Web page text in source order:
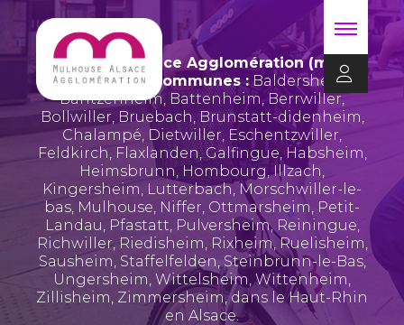
Mulhouse Alsace Agglomération (m2A)
regroupe 39 communes : Baldersheim,
Bantzenheim, Battenheim, Berrwiller,
Bollwiller, Bruebach,Brunstatt-didenheim,
Chalampé, Dietwiller, Eschentzwiller,
Feldkirch, Flaxlanden,Galfingue, Habsheim,
Heimsbrunn, Hombourg,Illzach,
Kingersheim, Lutterbach, Morschwiller-le-
bas, Mulhouse, Niffer, Ottmarsheim, Petit-
Landau, Pfastatt, Pulversheim, Reiningue,
Richwiller, Riedisheim, Rixheim,Ruelisheim,
Sausheim, Staffelfelden, Steinbrunn-le-Bas,
Ungersheim, Wittelsheim,Wittenheim,
Zillisheim, Zimmersheim, dans le Haut-Rhin
en Alsace.